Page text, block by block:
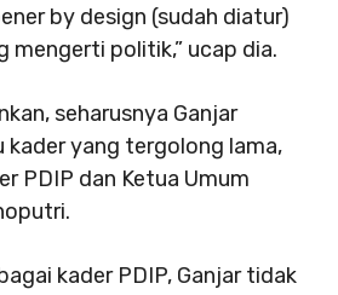
by design (sudah diatur)
mengerti politik,” ucap dia.
seharusnya Ganjar
kader yang tergolong lama,
PDIP dan Ketua Umum
kader PDIP, Ganjar tidak